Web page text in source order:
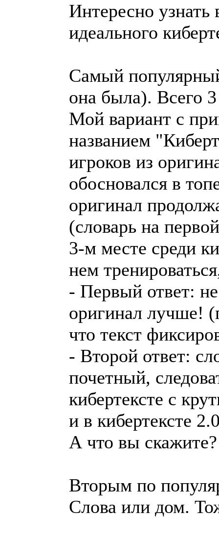
Интересно
идеального
Самый
она была). Всего
Мой вариант с
названием
игроков из
обосновался в
оригинал
(словарь на
3-м месте среди
нем
- Первый ответ:
оригинал лучше!
что текст
- Второй ответ:
почетный,
кибертексте с
и в кибертексте
А что вы скажите?
Вторым по
Слова или дом.